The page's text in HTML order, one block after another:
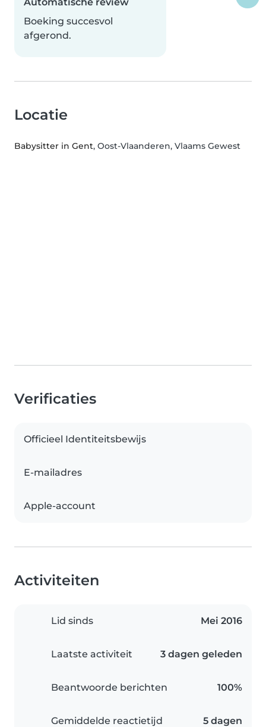
Boeking succesvol
afgerond.
Locatie
Babysitter in Gent, Oost-Vlaanderen, Vlaams Gewest
Verificaties
Officieel Identiteitsbewijs
E-mailadres
Apple-account
Activiteiten
Lid sinds Mei 2016
Laatste activiteit 3 dagen geleden
Beantwoorde berichten 100%
Gemiddelde reactietijd 5 dagen